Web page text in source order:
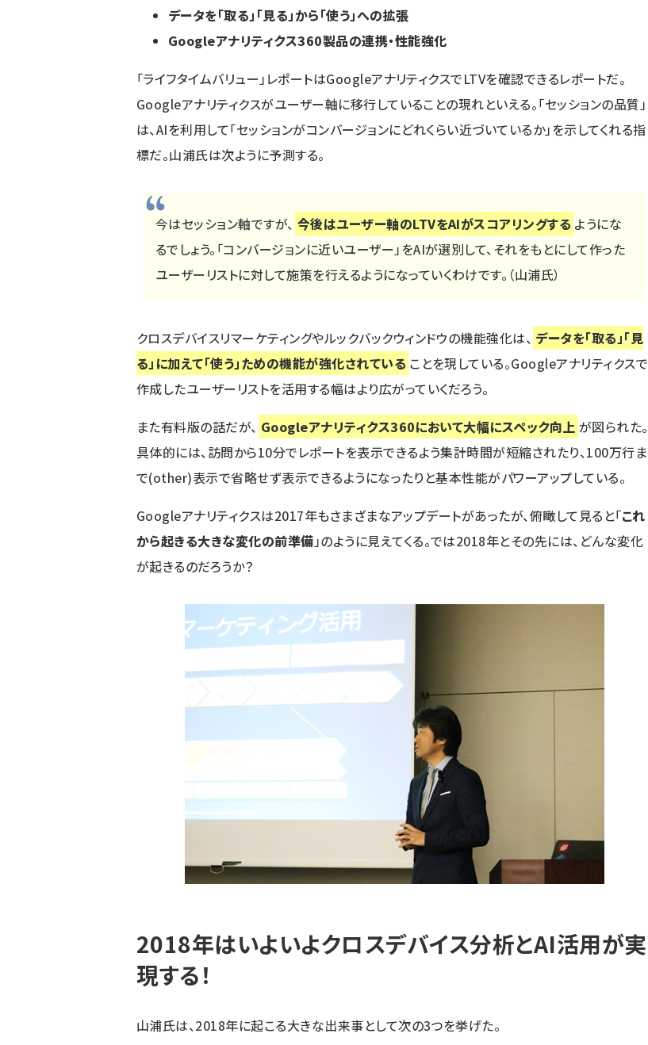
データを「取る」「見る」から「使う」への拡張
Googleアナリティクス360製品の連携・性能強化
「ライフタイムバリュー」レポートはGoogleアナリティクスでLTVを確認できるレポートだ。
Googleアナリティクスがユーザー軸に移行していることの現れといえる。「セッションの品質」
は、AIを利用して「セッションがコンバージョンにどれくらい近づいているか」を示してくれる指
標だ。山浦氏は次ように予測する。
今はセッション軸ですが、 今後はユーザー軸のLTVをAIがスコアリングする ようにな
るでしょう。「コンバージョンに近いユーザー」をAIが選別して、それをもとにして作った
ユーザーリストに対して施策を行えるようになっていくわけです。（山浦氏）
クロスデバイスリマーケティングやルックバックウィンドウの機能強化は、 データを「取る」「見
る」に加えて「使う」ための機能が強化されている ことを現している。Googleアナリティクスで
作成したユーザーリストを活用する幅はより広がっていくだろう。
また有料版の話だが、 Googleアナリティクス360において大幅にスペック向上 が図られた。
具体的には、訪問から10分でレポートを表示できるよう集計時間が短縮されたり、100万行ま
で(other)表示で省略せず表示できるようになったりと基本性能がパワーアップしている。
Googleアナリティクスは2017年もさまざまなアップデートがあったが、俯瞰して見ると「これ
から起きる大きな変化の前準備」のように見えてくる。では2018年とその先には、どんな変化
が起きるのだろうか？
2018年はいよいよクロスデバイス分析とAI活用が実
現する！
山浦氏は、2018年に起こる大きな出来事として次の3つを挙げた。